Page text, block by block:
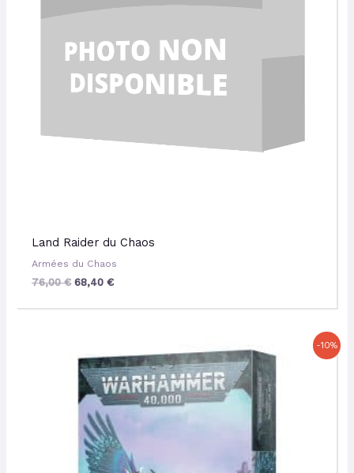
Land Raider du Chaos
Armées du Chaos
76,00€ 68,40 €
-10%
prix
initial
était :
135,00 €.
prix
actuel
est :
121,50 €.